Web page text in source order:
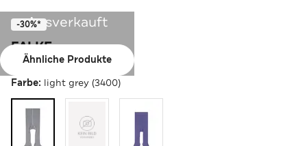
Ausverkauft
Ähnliche Produkte
-30%*
FALKE
Strumpfhose Family
Farbe: light grey (3400)